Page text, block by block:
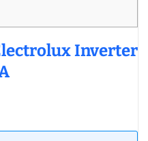
Inverter